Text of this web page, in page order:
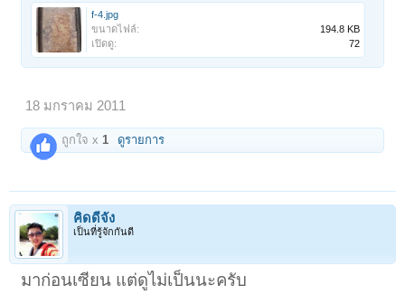
f-4.jpg
ขนาดไฟล์:
194.8 KB
เปิดดู:
72
18 มกราคม 2011
ถูกใจ x1 ดูรายการ
คิดดีจัง
เป็นที่รู้จักกันดี
มาก่อนเซียน แต่ดูไม่เป็นนะครับ